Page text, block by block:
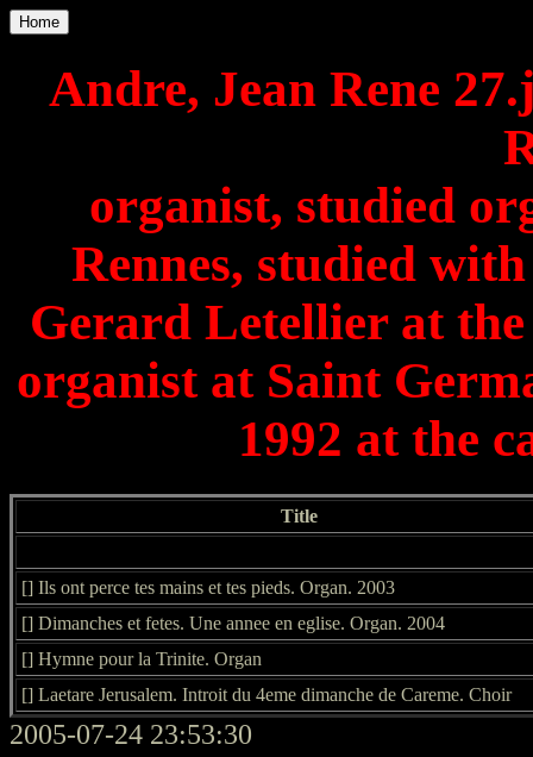
Home
Andre, Jean Rene
organist, studied
Rennes, studied
Gerard Letellier at
organist at Saint
1992 at the
Title
[] Ils ont perce tes mains et tes pieds. Organ. 2003
[] Dimanches et fetes. Une annee en eglise. Organ. 2004
[] Hymne pour la Trinite. Organ
[] Laetare Jerusalem. Introit du 4eme dimanche de Careme. Choir
2005-07-24 23:53:30